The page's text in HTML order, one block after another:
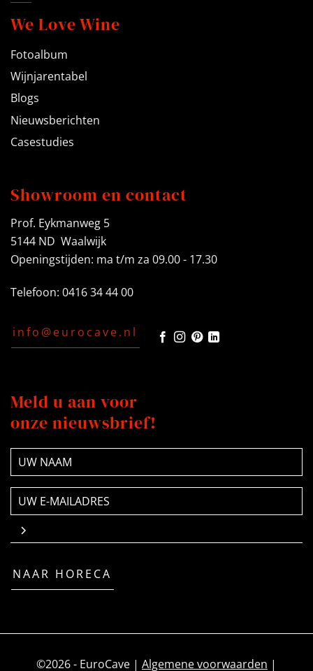
We Love Wine
Fotoalbum
Wijnjarentabel
Blogs
Nieuwsberichten
Casestudies
Showroom en contact
Prof. Eykmanweg 5
5144 ND Waalwijk
Openingstijden: ma t/m za 09.00 - 17.30
Telefoon: 0416 34 44 00
info@eurocave.nl
Meld u aan voor
onze nieuwsbrief!
NAAM
(Vereist)
E-
mailadres
(Vereist)
NAAR HORECA
©2026 - EuroCave | Algemene voorwaarden |